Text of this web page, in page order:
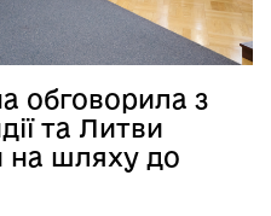
обговорила з
та Литви
на шляху до